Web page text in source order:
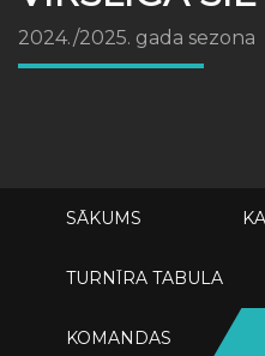
2024./2025. gada sezona
SĀKUMS
TURNĪRA TABULA
KOMANDAS